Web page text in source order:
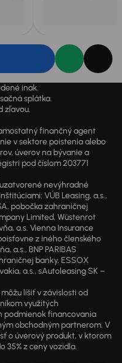
inak.
splátka.
zľavou.
finančný agent
v sektore poistenia alebo
úverov na bývanie a
pod číslom 203771
nevýhradné
VÚB Leasing, a.s.,
pobočka zahraničnej
Limited, Wüstenrot
a.s. Vienna Insurance
z iného členského
a.s., BNP PARIBAS
banky, ESSOX
a.s., sAutoleasing SK –
líšiť v závislosti od
využitých
podmienok financovania
obchodným partnerom. V
o úverový produkt, v ktorom
35% z ceny vozidla.